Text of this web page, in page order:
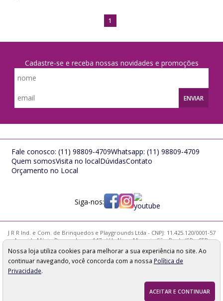
1
Cadastre-se e receba nossas novidades e promoções
ENVIAR
Fale conosco: (11) 98809-4709Whatsapp: (11) 98809-4709
Quem somosVisita no localDúvidasContato
Orçamento no Local
Siga-nos:
J R R Ind. e Com. de Brinquedos e Playgrounds Ltda - CNPJ: 11.425.120/0001-57
Avenida Mário Pernambuco, 147 - Vila Nova Mazzei - São Paulo/SP - CEP:
02314-000
Os preços, quantidade em estoque e condições de pagamento
apresentados neste site não valem necessariamente para nossa loja física e
podem sofrer alterações sem prévia notificação. Imagens meramente
Nossa loja utiliza cookies para melhorar a sua experiência no site. Ao
continuar navegando, você concorda com a nossa Política de
Privacidade.
ACEITAR E CONTINUAR